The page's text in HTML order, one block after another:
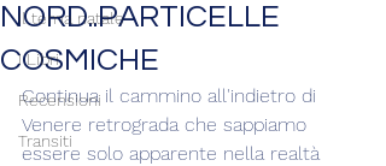
Il tema natale
I Libri
Recensioni
Transiti
NORD..PARTICELLE
COSMICHE
Continua il cammino all'indietro di
Venere retrograda che sappiamo
essere solo apparente nella realtà